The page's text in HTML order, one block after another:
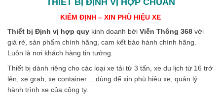
KIỂM ĐỊNH – XIN PHÙ HIỆU XE
Thiết bị Định vị hợp quy kinh doanh bởi Viễn Thông 368 với
giá rẻ, sản phẩm chính hãng, cam kết bảo hành chính hãng.
Luôn là nơi khách hàng tin tưởng.
Thiết bị dành riêng cho các loại xe tải từ 3 tấn, xe du lịch từ 16 trở
lên, xe grab, xe container… dùng để xin phù hiệu xe, quản lý
hành trình xe của công ty.